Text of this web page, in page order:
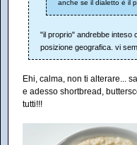
anche se il dialetto è il
"il proprio" andrebbe inteso
posizione geografica. vi
Ehi, calma, non ti alterare...
e adesso shortbread,
tutti!!!